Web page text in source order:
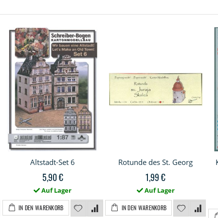
Altstadt-Set 6
5,90 €
Auf Lager
IN DEN WARENKORB
Rotunde des St. Georg
1,99 €
Auf Lager
IN DEN WARENKORB